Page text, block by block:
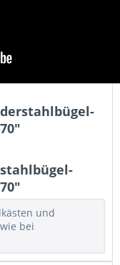
und
bei